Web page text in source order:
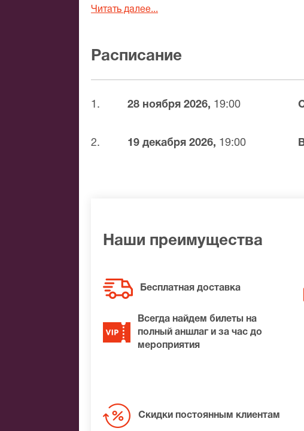
сценографию каждой песни и образ каждого
году группа отметила свое 30-летие
том, что, впервые со дня основания, будет
Канаде.
Музыканты сотрудничают с другими
всегда преподносят зрителям много
Читать далее...
Расписание
1. 28 ноября 2026, 19:00
2. 19 декабря 2026, 19:00
Наши преимущества
Бесплатная доставка
Всегда найдем билеты на
полный аншлаг и за час до
мероприятия
Скидки постоянным клиентам